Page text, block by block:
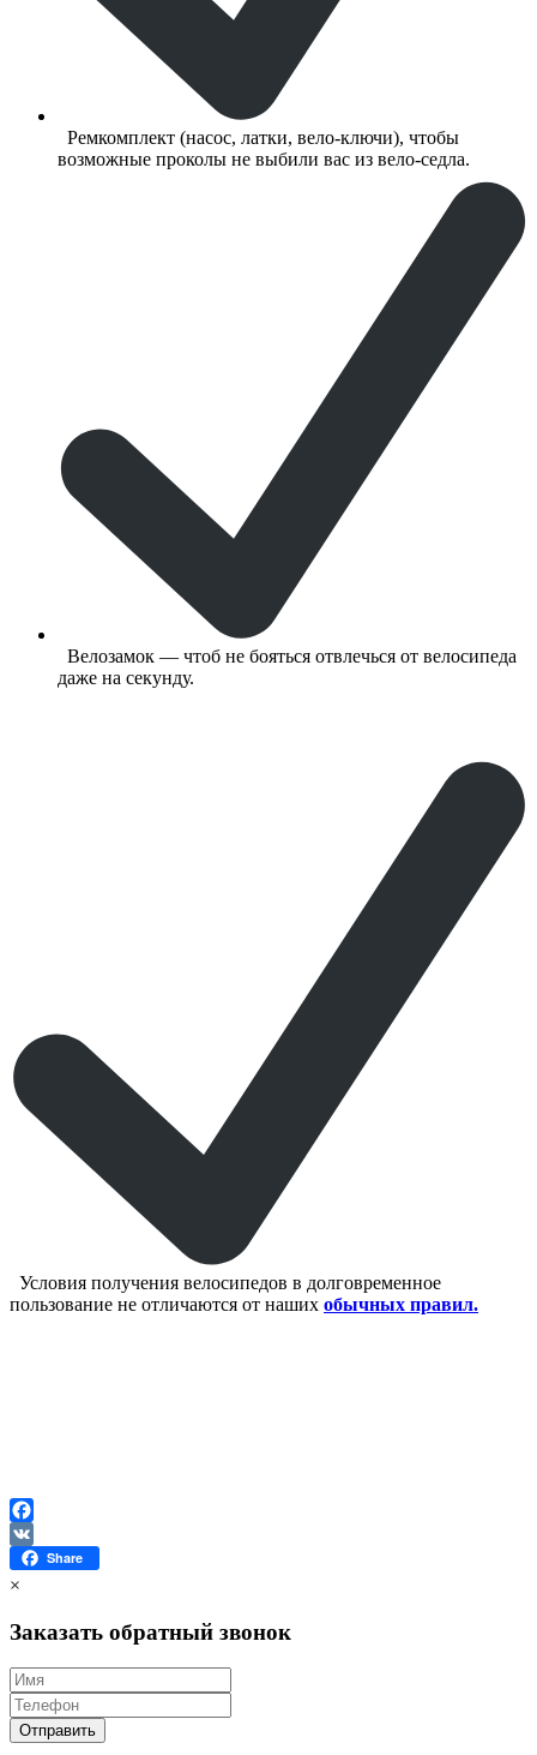
Ремкомплект (насос, латки, вело-ключи), чтобы
возможные проколы не выбили вас из вело-седла.
Велозамок — чтоб не бояться отвлечься от велосипеда
даже на секунду.
Условия получения велосипедов в долговременное
пользование не отличаются от наших обычных правил.
Facebook
VK Share
×
Заказать обратный звонок
Отправить